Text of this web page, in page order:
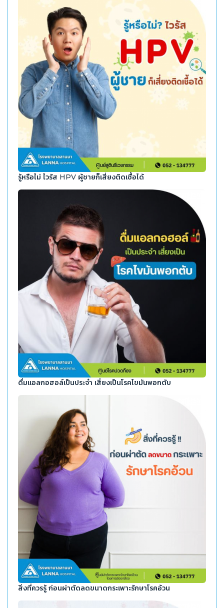
รู้หรือไม่ ไวรัส HPV ผู้ชายก็เสี่ยงติดเชื้อได้
ดื่มแอลกอฮอล์เป็นประจำ เสี่ยงเป็นโรคไขมันพอกตับ
สิ่งที่ควรรู้ ก่อนผ่าตัดลดขนาดกระเพาะรักษาโรคอ้วน